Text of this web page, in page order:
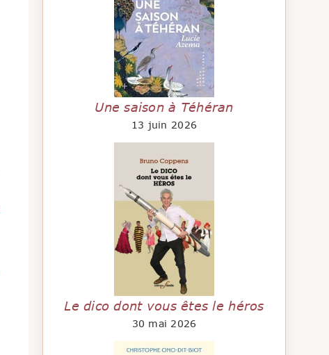
Une saison à Téhéran
13 juin 2026
Le dico dont vous êtes le héros
30 mai 2026